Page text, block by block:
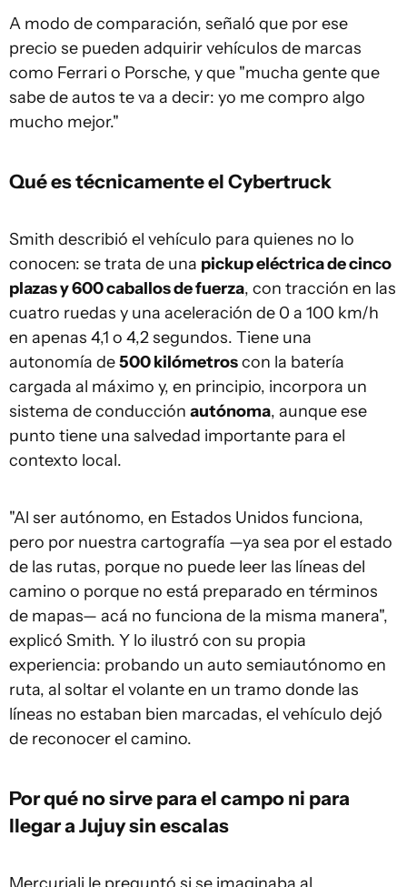
A modo de comparación, señaló que por ese
precio se pueden adquirir vehículos de marcas
como Ferrari o Porsche, y que "mucha gente que
sabe de autos te va a decir: yo me compro algo
mucho mejor."
Qué es técnicamente el Cybertruck
Smith describió el vehículo para quienes no lo
conocen: se trata de una pickup eléctrica de cinco
plazas y 600 caballos de fuerza, con tracción en las
cuatro ruedas y una aceleración de 0 a 100 km/h
en apenas 4,1 o 4,2 segundos. Tiene una
autonomía de500 kilómetroscon la batería
cargada al máximo y, en principio, incorpora un
sistema de conducción autónoma, aunque ese
punto tiene una salvedad importante para el
contexto local.
"Al ser autónomo, en Estados Unidos funciona,
pero por nuestra cartografía —ya sea por el estado
de las rutas, porque no puede leer las líneas del
camino o porque no está preparado en términos
de mapas— acá no funciona de la misma manera",
explicó Smith. Y lo ilustró con su propia
experiencia: probando un auto semiautónomo en
ruta, al soltar el volante en un tramo donde las
líneas no estaban bien marcadas, el vehículo dejó
de reconocer el camino.
Por qué no sirve para el campo ni para
llegar a Jujuy sin escalas